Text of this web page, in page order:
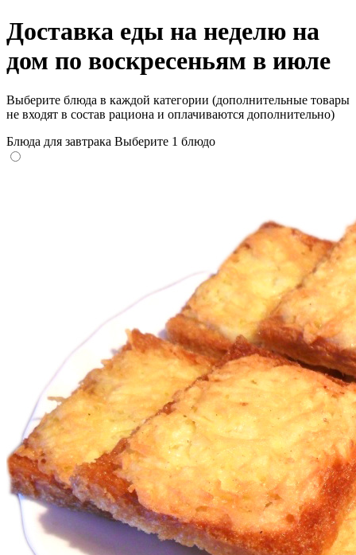
Доставка еды на неделю на
дом по воскресеньям в июле
Выберите блюда в каждой категории (дополнительные товары
не входят в состав рациона и оплачиваются дополнительно)
Блюда для завтрака Выберите 1 блюдо